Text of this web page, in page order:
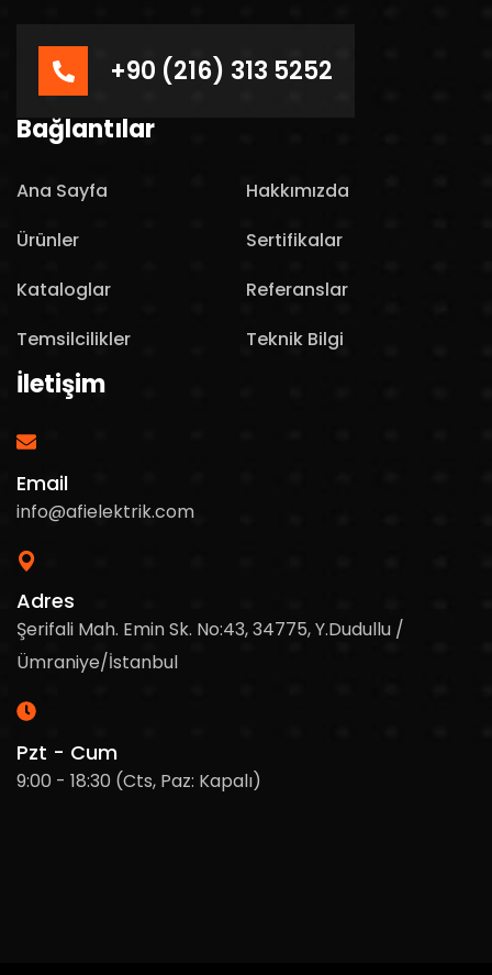
+90 (216) 313 5252
Bağlantılar
Ana Sayfa
Hakkımızda
Ürünler
Sertifikalar
Kataloglar
Referanslar
Temsilcilikler
Teknik Bilgi
İletişim
Email
info@afielektrik.com
Adres
Şerifali Mah. Emin Sk. No:43, 34775, Y.Dudullu /
Ümraniye/İstanbul
Pzt - Cum
9:00 - 18:30 (Cts, Paz: Kapalı)